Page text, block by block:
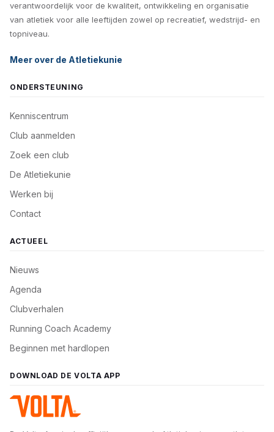
verantwoordelijk voor de kwaliteit, ontwikkeling en organisatie
van atletiek voor alle leeftijden zowel op recreatief, wedstrijd- en
topniveau.
Meer over de Atletiekunie
ONDERSTEUNING
Kenniscentrum
Club aanmelden
Zoek een club
De Atletiekunie
Werken bij
Contact
ACTUEEL
Nieuws
Agenda
Clubverhalen
Running Coach Academy
Beginnen met hardlopen
DOWNLOAD DE VOLTA APP